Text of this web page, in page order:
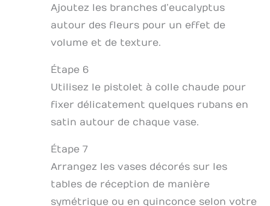
Ajoutez les branches d’eucalyptus
autour des fleurs pour un effet de
volume et de texture.
Étape 6
Utilisez le pistolet à colle chaude pour
fixer délicatement quelques rubans en
satin autour de chaque vase.
Étape 7
Arrangez les vases décorés sur les
tables de réception de manière
symétrique ou en quinconce selon votre